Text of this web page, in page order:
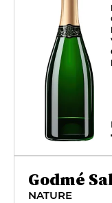
Godmé
NATURE